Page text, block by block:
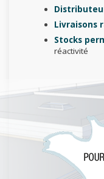
Livraisons
Stocks
réactivité